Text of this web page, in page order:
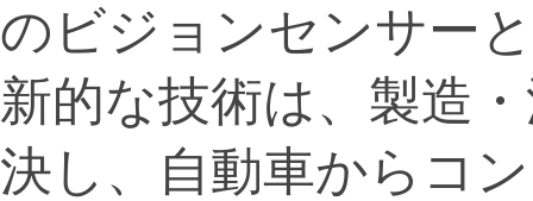
のビジョンセンサー
新的な技術は、製造
決し、自動車からコ